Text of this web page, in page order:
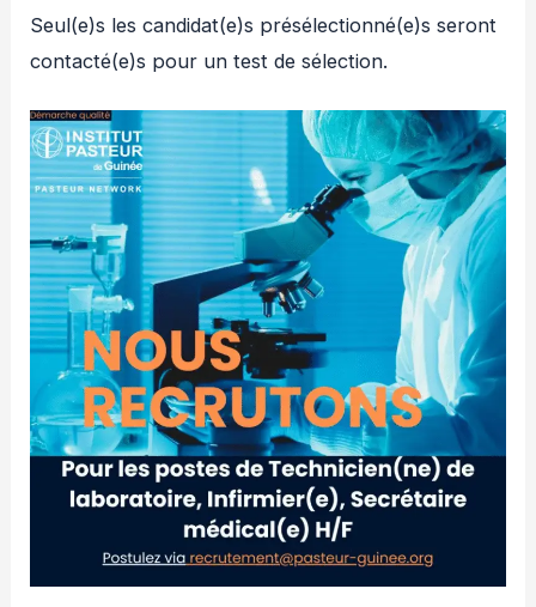
Seul(e)s les candidat(e)s présélectionné(e)s seront
contacté(e)s pour un test de sélection.